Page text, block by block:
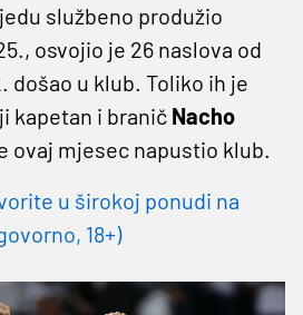
službeno produžio
osvojio je 26 naslova od
došao u klub. Toliko ih je
kapetan i branič Nacho
ovaj mjesec napustio klub.
u širokoj ponudi na
18+)